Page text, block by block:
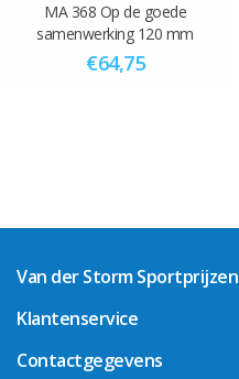
MA 368 Op de goede
samenwerking 120 mm
€64,75
Van der Storm Sportprijzen
Klantenservice
Contactgegevens